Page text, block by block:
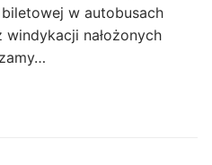
w autobusach
nałożonych